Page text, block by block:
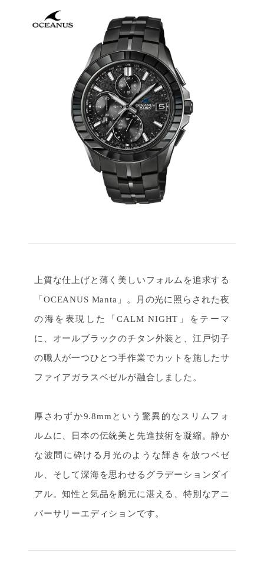
上質な仕上げと薄く美しいフォルムを追求する
「OCEANUS Manta」。月の光に照らされた夜
の海を表現した「CALM NIGHT」をテーマ
に、オールブラックのチタン外装と、江戸切子
の職人が一つひとつ手作業でカットを施したサ
ファイアガラスベゼルが融合しました。
厚さわずか9.8mmという驚異的なスリムフォ
ルムに、日本の伝統美と先進技術を凝縮。静か
な波間に砕ける月光のような輝きを放つベゼ
ル、そして深海を思わせるグラデーションダイ
アル。知性と気品を腕元に湛える、特別なアニ
バーサリーエディションです。